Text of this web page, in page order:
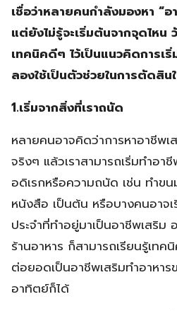
เชื่อว่าหลายคนกำลังมองหา “
แต่ยังไม่รู้จะเริ่มต้นจากจุดไหน
เทคนิคดีๆ ไว้เป็นแนวคิดการเ
ลองใช้เป็นตัวช่วยในการตัดสิน
1.เริ่มจากสิ่งที่เราถนัด
หลายคนอาจคิดว่าการหาอาชีพเ
จริงๆ แล้วเราสามารถเริ่มทำอา
อดิเรกหรือความถนัด เช่น ทำข
หนังสือ เป็นต้น หรือบางคนอาจ
ประจำที่ทำอยู่มาเป็นอาชีพเสริม
ร้านอาหาร ก็สามารถเรียนรู้เทค
ต่อยอดเป็นอาชีพเสริมทำอาหาร
อาทิตย์ก็ได้